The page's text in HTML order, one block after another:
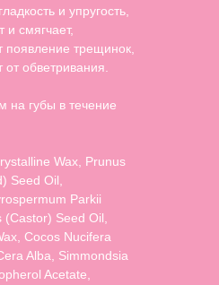
и упругость,
и смягчает,
трещинок,
обветривания.
на губы в течение
Wax, Prunus
Seed Oil,
Parkii
Seed Oil,
Cocos Nucifera
Alba, Simmondsia
Acetate,